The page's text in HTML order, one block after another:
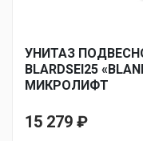
УНИТАЗ
BLARDSEI25
МИКРОЛИФТ
15 279 ₽